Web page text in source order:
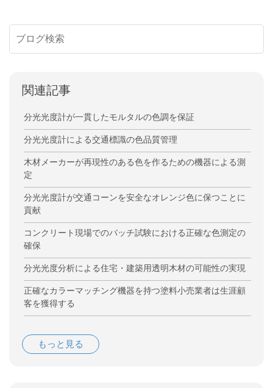
関連記事
分光光度計が一貫したモルタルの色調を保証
分光光度計による交通標識の色品質管理
木材メーカーが再現性のある色を作るための機器による測
定
分光光度計が交通コーンを安全なオレンジ色に保つことに
貢献
コンクリート現場でのバッチ試験における正確な色測定の
確保
分光光度分析による住宅・建築用透明木材の可能性の実現
正確なカラーマッチング機器を持つ塗料小売業者は生涯顧
客を獲得する
もっと見る